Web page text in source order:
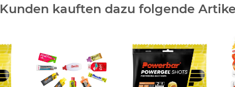
Kunden kauften dazu folgende